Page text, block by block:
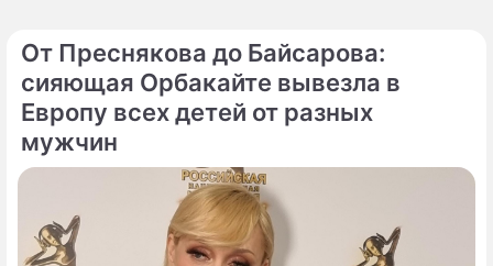
и Глеба.
От Преснякова до Байсарова:
сияющая Орбакайте вывезла в
Европу всех детей от разных
мужчин